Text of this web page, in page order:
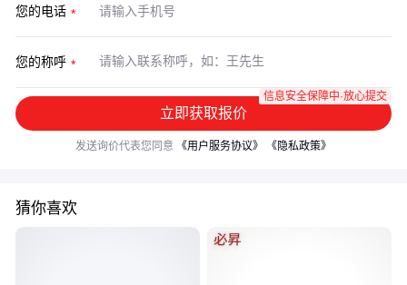
您的电话
您的称呼
立即获取报价
信息安全保障中·放心提交
发送询价代表您同意 《用户服务协议》 《隐私政策》
猜你喜欢